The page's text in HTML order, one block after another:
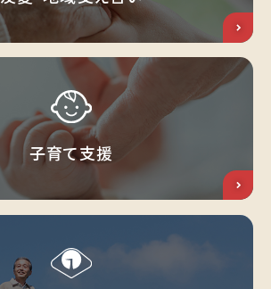
子育て支援